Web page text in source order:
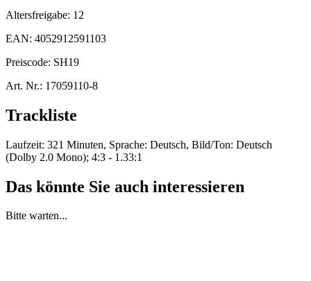
Altersfreigabe: 12
EAN: 4052912591103
Preiscode: SH19
Art. Nr.: 17059110-8
Trackliste
Laufzeit: 321 Minuten, Sprache: Deutsch, Bild/Ton: Deutsch
(Dolby 2.0 Mono); 4:3 - 1.33:1
Das könnte Sie auch interessieren
Bitte warten...